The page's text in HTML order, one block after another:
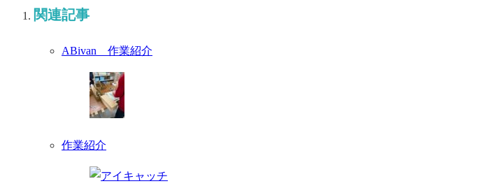
関連記事
ABivan 作業紹介
作業紹介